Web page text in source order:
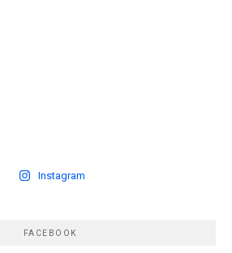
Instagram
FACEBOOK